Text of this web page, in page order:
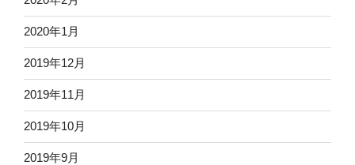
2020年1月
2019年12月
2019年11月
2019年10月
2019年9月